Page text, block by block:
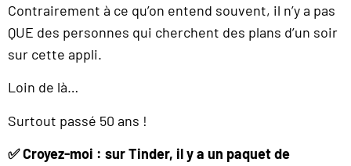
Contrairement à ce qu’on entend souvent, il n’y a pas
QUE des personnes qui cherchent des plans d’un soir
sur cette appli.
Loin de là…
Surtout passé 50 ans !
✅Croyez-moi : sur Tinder, il y a un paquet de